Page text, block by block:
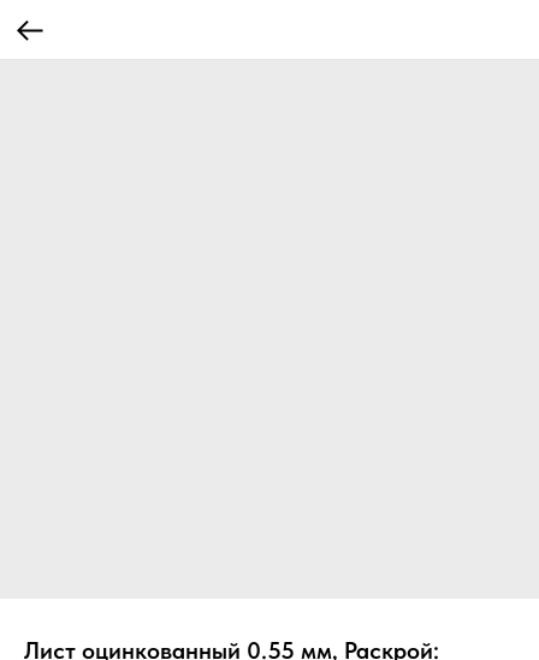
Лист оцинкованный 0.55 мм, Раскрой: